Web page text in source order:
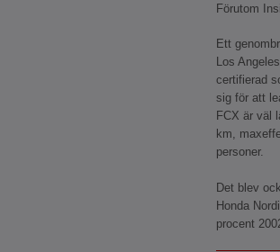
Förutom
Ett
Los
certifierad
sig för att
FCX är väl
km,
personer.
Det blev
Honda
procent